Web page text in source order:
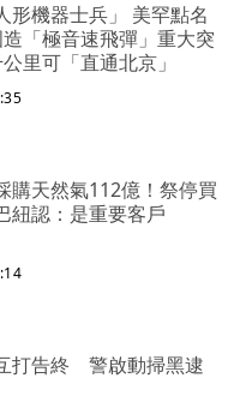
形機器士兵」 美罕點名
「極音速飛彈」重大突
里可「直通北京」
購天然氣112億！祭停買
認：是重要客戶
打告終 警啟動掃黑逮